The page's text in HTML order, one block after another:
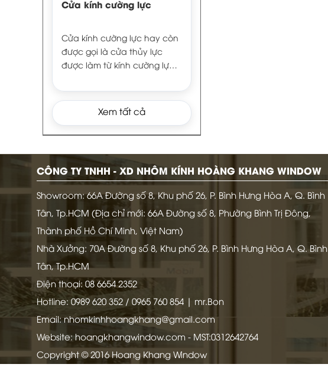
Cửa kính cường lực
Cửa kính cường lực hay còn
được gọi là cửa thủy lực
được làm từ kính cường lực
tay nắm, bản lề, kẹp góc,
khóa sàn, … Cửa thủy lực
xây dựng kiến trúc, với các
nhiệt, chống ồn, khói bụi, lấy
ánh sáng tự nhiên, không bị
chắn an toàn khi sử dụng,
dễ lau chùi vệ sinh, bền đẹp
theo thời gian.
Xem tất cả
CÔNG TY TNHH - XD NHÔM KÍNH HOÀNG KHANG WINDOW
Showroom: 66A Đường số 8, Khu phố 26, P. Bình Hưng Hòa A, Q. Bình
Tân, Tp.HCM (Địa chỉ mới: 66A Đường số 8, Phường Bình Trị Đông,
Thành phố Hồ Chí Minh, Việt Nam)
Nhà Xưởng: 70A Đường số 8, Khu phố 26, P. Bình Hưng Hòa A, Q. Bình
Tân, Tp.HCM
Điện thoại: 08 6654 2352
Hotline: 0989 620 352 / 0965 760 854 | mr.Bon
Email: nhomkinhhoangkhang@gmail.com
Website: hoangkhangwindow.com - MST:0312642764
Copyright © 2016 Hoang Khang Window